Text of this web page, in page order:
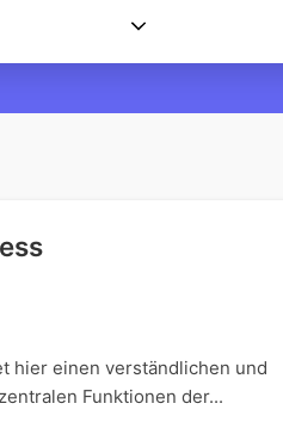
hier einen verständlichen und
Funktionen der...